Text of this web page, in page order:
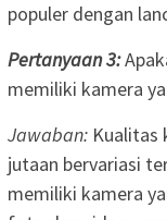
populer dengan
Pertanyaan 3:
memiliki kamera
Jawaban: Kualitas
jutaan bervariasi
memiliki kamera